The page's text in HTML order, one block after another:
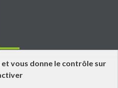
vous donne le contrôle sur